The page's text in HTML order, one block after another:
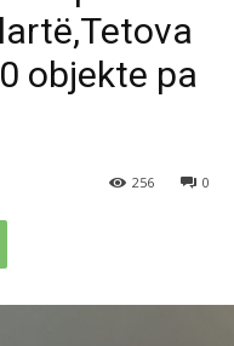
objekte pa
0
256